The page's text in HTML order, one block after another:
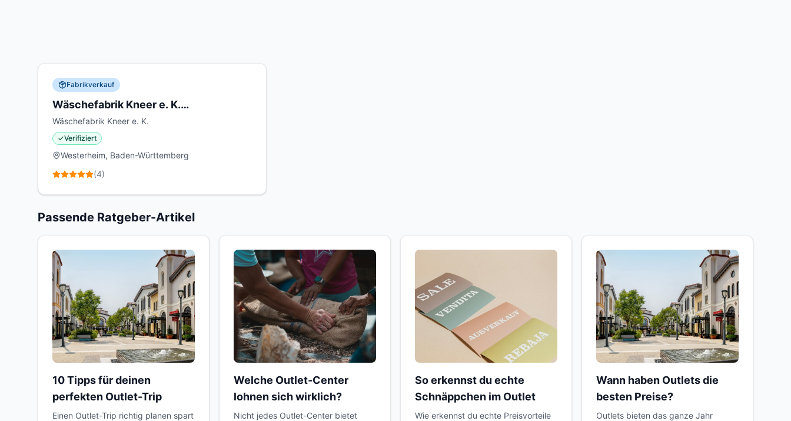
Fabrikverkauf
Wäschefabrik Kneer e. K.
Fabrikverkauf in Westerheim
Wäschefabrik Kneer e. K.
✓Verifiziert
Westerheim, Baden-Württemberg
(4)
Passende Ratgeber-Artikel
10 Tipps für deinen
perfekten Outlet-Trip
Einen Outlet-Trip richtig planen spart
Welche Outlet-Center
lohnen sich wirklich?
Nicht jedes Outlet-Center bietet
So erkennst du echte
Schnäppchen im Outlet
Wie erkennst du echte Preisvorteile
Wann haben Outlets die
besten Preise?
Outlets bieten das ganze Jahr